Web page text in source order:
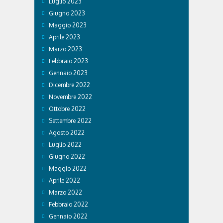
Giugno 2023
Maggio 2023
Aprile 2023
Marzo 2023
Febbraio 2023
Gennaio 2023
Dicembre 2022
Novembre 2022
Ottobre 2022
Settembre 2022
Agosto 2022
Luglio 2022
Giugno 2022
Maggio 2022
Aprile 2022
Marzo 2022
Febbraio 2022
Gennaio 2022